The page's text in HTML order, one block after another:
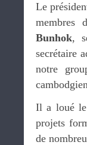
Le
membres
Bunhok,
secrétaire
notre
Il a loué le
projets
de